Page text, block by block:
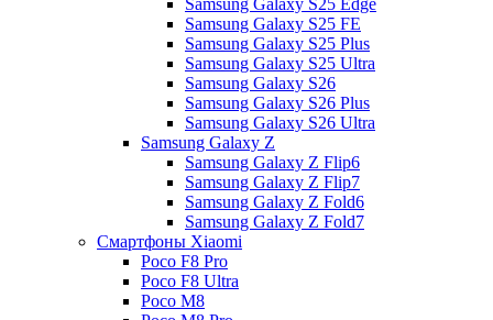
Samsung Galaxy S25 Edge
Samsung Galaxy S25 FE
Samsung Galaxy S25 Plus
Samsung Galaxy S25 Ultra
Samsung Galaxy S26
Samsung Galaxy S26 Plus
Samsung Galaxy S26 Ultra
Samsung Galaxy Z
Samsung Galaxy Z Flip6
Samsung Galaxy Z Flip7
Samsung Galaxy Z Fold6
Samsung Galaxy Z Fold7
Смартфоны Xiaomi
Poco F8 Pro
Poco F8 Ultra
Poco M8